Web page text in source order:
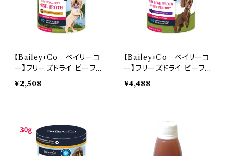
【Bailey+Co ベイリーコ
ー】フリーズドライ ビーフ
ボーン ブロス オリジナル
30g
¥2,508
【Bailey+Co ベイリーコ
ー】フリーズドライ ビーフ
ボーン ブロス ブルーベリ
ー 65g 【取寄】
¥4,488